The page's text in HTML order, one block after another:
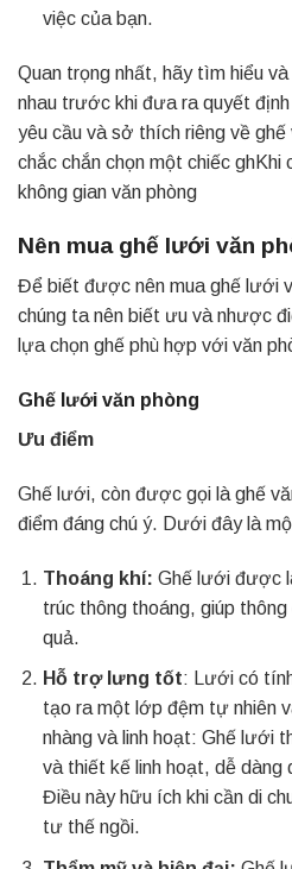
việc của bạn.
Quan trọng nhất, hãy tìm hiểu
nhau trước khi đưa ra quyết
yêu cầu và sở thích riêng về
chắc chắn chọn một chiếc ghKhi
không gian văn phòng
Nên mua ghế lưới văn
Để biết được nên mua ghế lưới
chúng ta nên biết ưu và nhược
lựa chọn ghế phù hợp với văn
Ghế lưới văn phòng
Ưu điểm
Ghế lưới, còn được gọi là ghế
điểm đáng chú ý. Dưới đây là
Thoáng khí: Ghế lưới được
trúc thông thoáng, giúp
quả.
Hỗ trợ lưng tốt: Lưới có
tạo ra một lớp đệm tự nhiên
nhàng và linh hoạt: Ghế lưới
và thiết kế linh hoạt, dễ dàng
Điều này hữu ích khi cần di
tư thế ngồi.